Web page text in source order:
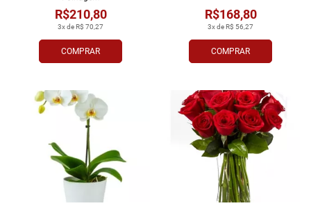
COMPRAR
3x de R$ 70,27
R$210,80
COMPRAR
3x de R$ 56,27
R$168,80